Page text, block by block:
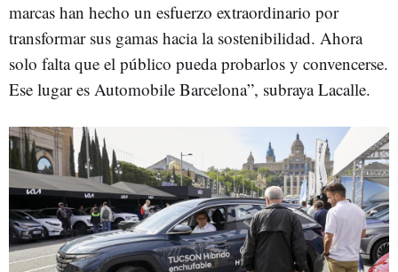
marcas han hecho un esfuerzo extraordinario por
transformar sus gamas hacia la sostenibilidad. Ahora
solo falta que el público pueda probarlos y convencerse.
Ese lugar es Automobile Barcelona”, subraya Lacalle.